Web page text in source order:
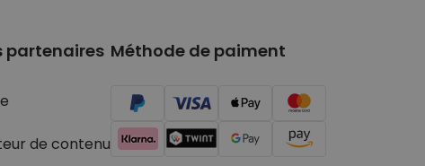
partenaires
de contenu
Méthode de paiment